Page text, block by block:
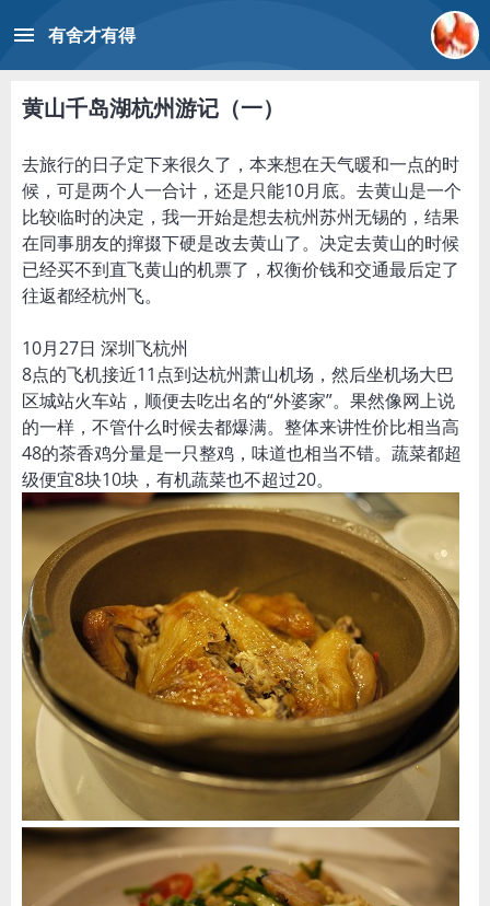
menu 有舍才有得
黄山千岛湖杭州游记（一）
去旅行的日子定下来很久了，本来想在天气暖和一点的时
候，可是两个人一合计，还是只能10月底。去黄山是一个
比较临时的决定，我一开始是想去杭州苏州无锡的，结果
在同事朋友的撺掇下硬是改去黄山了。决定去黄山的时候
已经买不到直飞黄山的机票了，权衡价钱和交通最后定了
往返都经杭州飞。
10月27日 深圳飞杭州
8点的飞机接近11点到达杭州萧山机场，然后坐机场大巴
区城站火车站，顺便去吃出名的“外婆家”。果然像网上说
的一样，不管什么时候去都爆满。整体来讲性价比相当高
48的茶香鸡分量是一只整鸡，味道也相当不错。蔬菜都超
级便宜8块10块，有机蔬菜也不超过20。